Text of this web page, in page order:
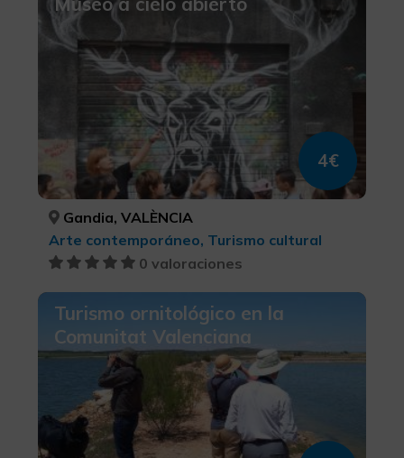
4€
Gandia, VALÈNCIA
Arte contemporáneo, Turismo cultural
0 valoraciones
Turismo ornitológico en la
Comunitat Valenciana